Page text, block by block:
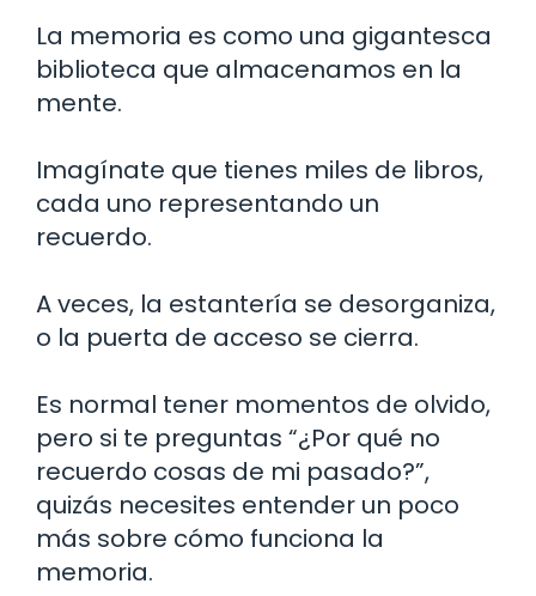
La memoria es como una gigantesca
biblioteca que almacenamos en la
mente.
Imagínate que tienes miles de libros,
cada uno representando un
recuerdo.
A veces, la estantería se desorganiza,
o la puerta de acceso se cierra.
Es normal tener momentos de olvido,
pero si te preguntas “¿Por qué no
recuerdo cosas de mi pasado?”,
quizás necesites entender un poco
más sobre cómo funciona la
memoria.